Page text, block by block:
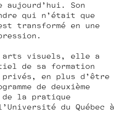
aujourd’hui. Son
qui n’était que
transformé en une
arts visuels, elle a
de sa formation
privés, en plus d’être
de deuxième
de la pratique
du Québec à